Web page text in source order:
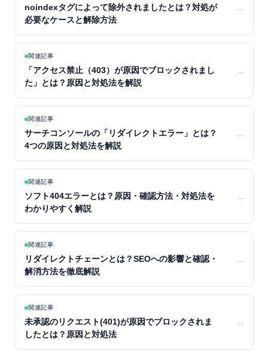
noindexタグによって除外されましたとは？対処が
必要なケースと解除方法
→
関連記事
「アクセス禁止（403）が原因でブロックされまし
た」とは？原因と対処法を解説
→
関連記事
サーチコンソールの「リダイレクトエラー」とは？
4つの原因と対処法を解説
→
関連記事
ソフト404エラーとは？原因・確認方法・対処法を
わかりやすく解説
→
関連記事
リダイレクトチェーンとは？SEOへの影響と確認・
解消方法を徹底解説
→
関連記事
未承認のリクエスト(401)が原因でブロックされま
したとは？原因と対処法
→